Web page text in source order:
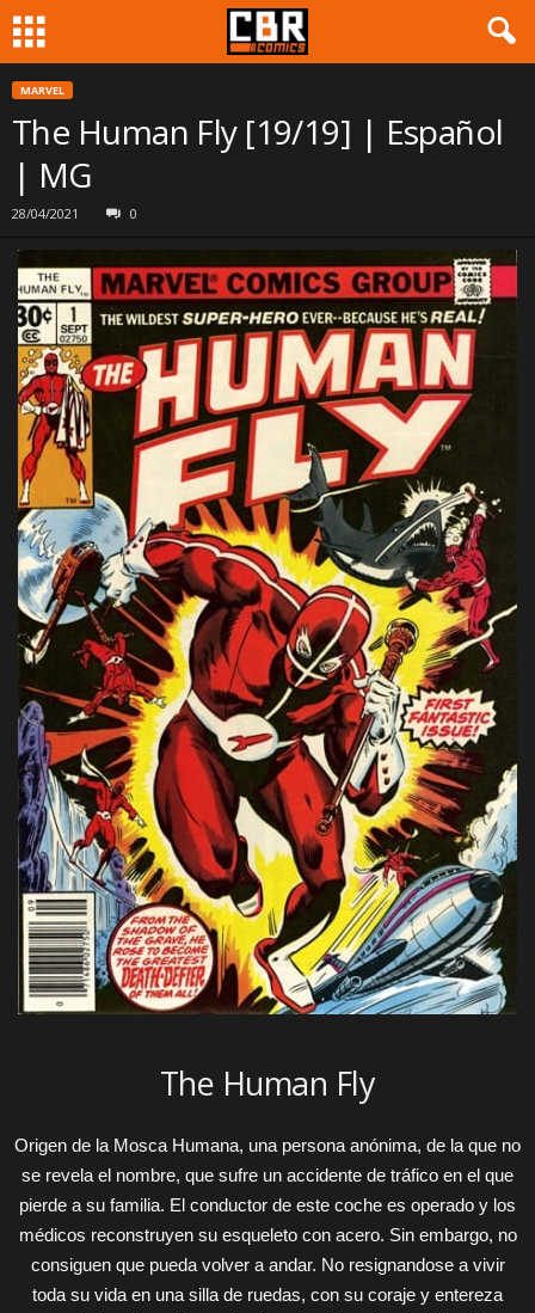
MARVEL
The Human Fly [19/19] | Español
| MG
28/04/2021 0
The Human Fly
Origen de la Mosca Humana, una persona anónima, de la que no
se revela el nombre, que sufre un accidente de tráfico en el que
pierde a su familia. El conductor de este coche es operado y los
médicos reconstruyen su esqueleto con acero. Sin embargo, no
consiguen que pueda volver a andar. No resignandose a vivir
toda su vida en una silla de ruedas, con su coraje y entereza